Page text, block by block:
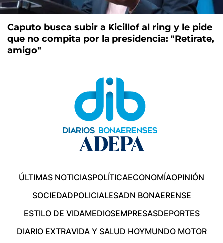
Caputo busca subir a Kicillof al ring y le pide
que no compita por la presidencia: "Retirate,
amigo"
ÚLTIMAS NOTICIASPOLÍTICAECONOMÍAOPINIÓN
SOCIEDADPOLICIALESADN BONAERENSE
ESTILO DE VIDAMEDIOSEMPRESASDEPORTES
DIARIO EXTRAVIDA Y SALUD HOYMUNDO MOTOR